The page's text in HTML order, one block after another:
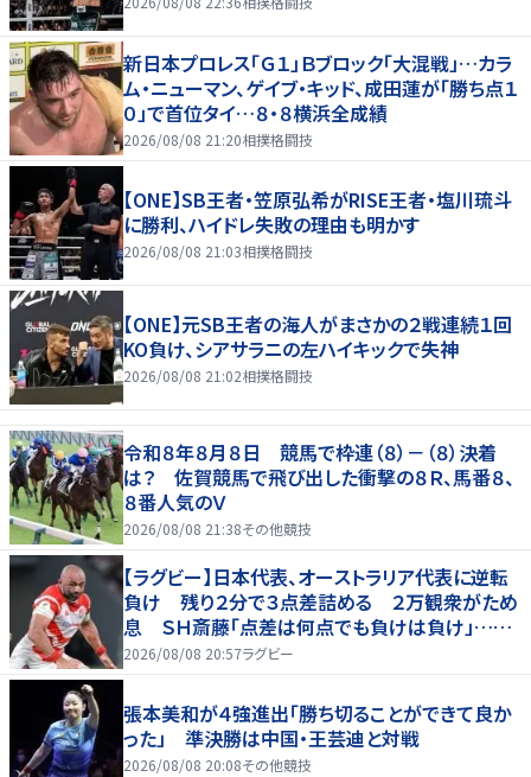
新日本プロレス「Ｇ１」Ｂブロック「大混戦」…カラ
ム・ニューマン、ゲイブ・キッド、成田蓮が「勝ち点１
０」で首位タイ…８・８横浜全成績
2026/08/08 21:20相撲格闘技
【ONE】SB王者・笠原弘希がRISE王者・塩川琉斗
に勝利、ハイドレ失敗の理由も明かす
2026/08/08 21:03相撲格闘技
【ONE】元SB王者の海人がまさかの２戦連続１回
KO負け、シアサラニの左ハイキックで失神
2026/08/08 21:02相撲格闘技
令和８年８月８日 競馬で枠連（８）－（８）決着
は？ 佐賀競馬で飛び出した衝撃の８Ｒ、馬番８、
８番人気のＶ
2026/08/08 21:38その他競技
【ラグビー】日本代表、オーストラリア代表に逆転
負け 残り２分で３点差詰める ２万観衆がため
息 ＳＨ斎藤「点差は何点でも負けは負け」…前
半にＳＯ伊藤龍が先制トライ、３２ー３５で惜敗
2026/08/08 20:57ラグビー
張本美和が４強進出「勝ち切ることができて良か
った」 準決勝は中国・王芸迪と対戦
2026/08/08 20:08その他競技